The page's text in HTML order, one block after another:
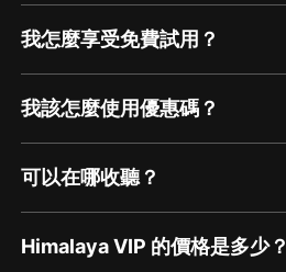
我怎麼享受免費試用？
我該怎麼使用優惠碼？
可以在哪收聽？
Himalaya VIP 的價格是多少？